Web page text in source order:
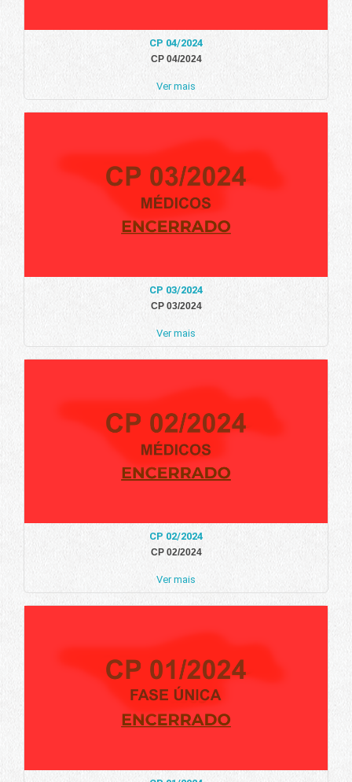
CP 04/2024
CP 04/2024
Ver mais
CP 03/2024
CP 03/2024
Ver mais
CP 02/2024
CP 02/2024
Ver mais